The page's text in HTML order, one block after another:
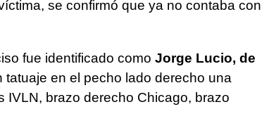
se confirmó que ya no contaba con
fue identificado como Jorge Lucio, de
tatuaje en el pecho lado derecho una
IVLN, brazo derecho Chicago, brazo